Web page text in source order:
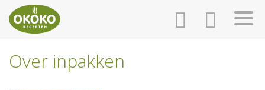
HOME
Over inpakken